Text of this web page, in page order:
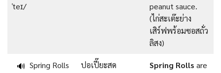
ˈteɪ/
peanut sauce.
(ไก่สะเต๊ะย่าง
เสิร์ฟพร้อมซอสถั่ว
ลิสง)
🔊 Spring Rolls
ปอเปี๊ยะสด Spring Rolls are